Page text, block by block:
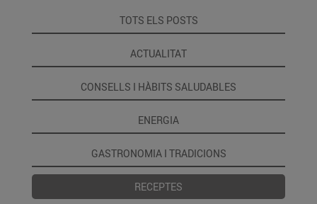
TOTS ELS POSTS
ACTUALITAT
CONSELLS I HÀBITS SALUDABLES
ENERGIA
GASTRONOMIA I TRADICIONS
RECEPTES